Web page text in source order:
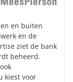
en buiten
en de
ziet de bank
beheerd.
kiest voor